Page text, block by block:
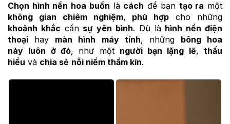
Chọn hình nền hoa buồn là cách để bạn tạo ra một
không gian chiêm nghiệm, phù hợp cho những
khoảnh khắc cần sự yên bình. Dù là hình nền điện
thoại hay màn hình máy tính, những bông hoa
này luôn ở đó, như một người bạn lặng lẽ,thấu
hiểu và chia sẻ nỗi niềm thầm kín.